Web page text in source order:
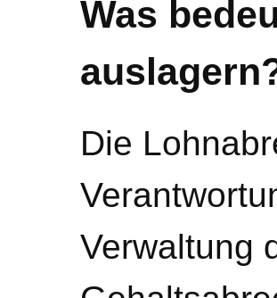
Was
Die
Verwaltung